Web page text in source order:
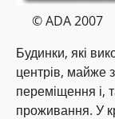
© ADA 2007
Будинки, які
центрів, майже
переміщення і,
проживання. У